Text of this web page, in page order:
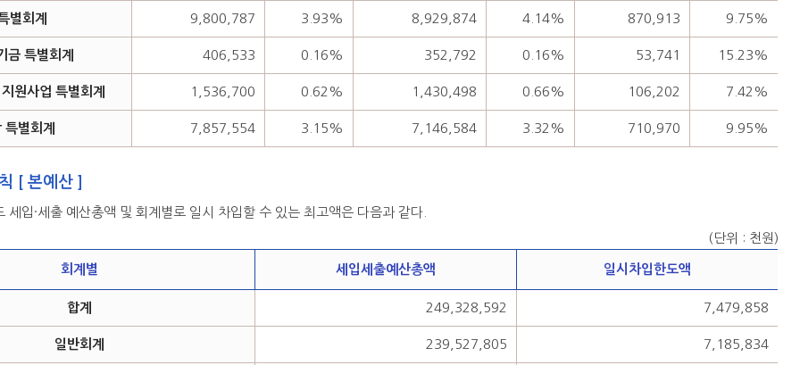
별회계 9,800,787 3.93% 8,929,874 4.14% 870,913 9.75%
금 특별회계 406,533 0.16% 352,792 0.16% 53,741 15.23%
원사업 특별회계 1,536,700 0.62% 1,430,498 0.66% 106,202 7.42%
특별회계 7,857,554 3.15% 7,146,584 3.32% 710,970 9.95%
[ 본예산 ]
세입·세출 예산총액 및 회계별로 일시 차입할 수 있는 최고액은 다음과 같다.
(단위 : 천원)
회계별 세입세출예산총액 일시차입한도액
합계 249,328,592 7,479,858
일반회계 239,527,805 7,185,834